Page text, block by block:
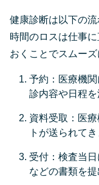
健康診断は以下の
時間のロスは仕事
おくことでスムーズ
予約：医療機
診内容や日程
資料受取：医
トが送られて
受付：検査当
などの書類を